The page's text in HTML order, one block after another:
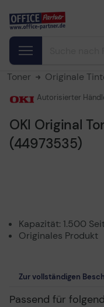
Toner Originale
OKI Original
(44973535)
Autorisierter
Kapazität: 1.500
Originales Produkt
Zur vollständigen
Passend für